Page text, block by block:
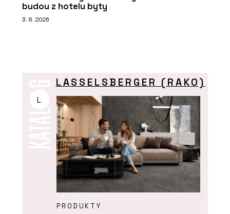
budou z hotelu byty
3. 8. 2026
L
LASSELSBERGER (RAKO)
PRODUKTY